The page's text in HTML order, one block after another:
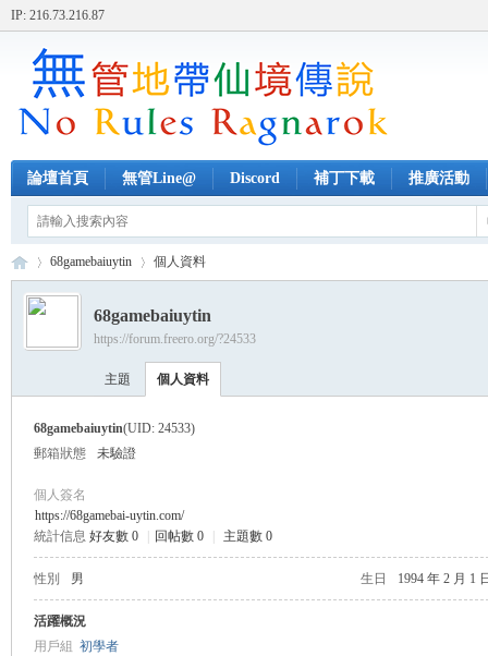
IP: 216.73.216.87
論壇首頁 無管Line@ Discord 補丁下載 推廣活動
›
68gamebaiuytin 個人資料
68gamebaiuytin
https://forum.freero.org/?24533
主題 個人資料
68gamebaiuytin(UID: 24533)
郵箱狀態
未驗證
個人簽名
https://68gamebai-uytin.com/
統計信息 好友數 0 回帖數 0 主題數 0
性別 男 生日 1994 年 2 月 1
活躍概況
用戶組 初學者